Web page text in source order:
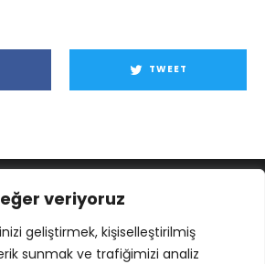
veriyoruz
geliştirmek, kişiselleştirilmiş
sunmak ve trafiğimizi analiz
TWEET